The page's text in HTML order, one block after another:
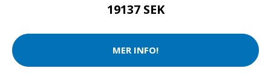
19137 SEK
MER INFO!